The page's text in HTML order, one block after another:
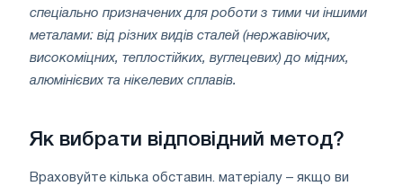
спеціально призначених для роботи з тими чи іншими
металами: від різних видів сталей (нержавіючих,
високоміцних, теплостійких, вуглецевих) до мідних,
алюмінієвих та нікелевих сплавів.
Як вибрати відповідний метод?
Враховуйте кілька обставин. матеріалу – якщо ви